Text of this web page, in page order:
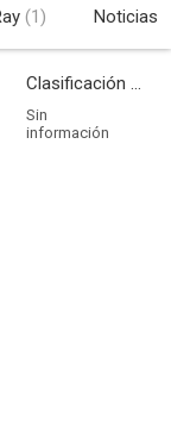
(1) Noticias
Clasificación por edades
Sin
información